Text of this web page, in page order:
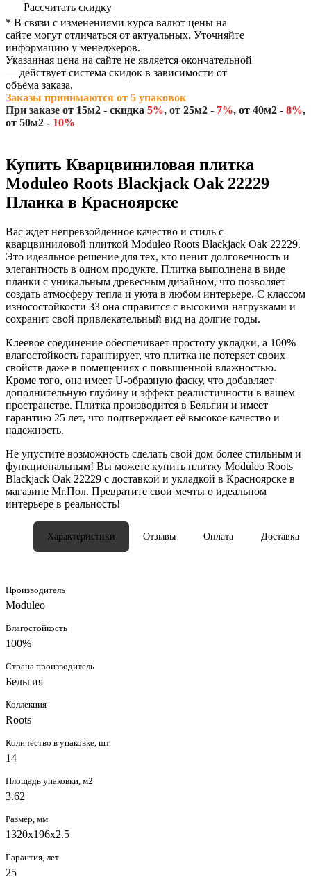
Рассчитать скидку
* В связи с изменениями курса валют цены на
сайте могут отличаться от актуальных. Уточняйте
информацию у менеджеров.
Указанная цена на сайте не является окончательной
— действует система скидок в зависимости от
объёма заказа.
Заказы принимаются от 5 упаковок
При заказе от 15м2 - скидка 5%, от 25м2 - 7%, от 40м2 - 8%,
от 50м2 - 10%
Купить Кварцвиниловая плитка
Moduleo Roots Blackjack Oak 22229
Планка в Красноярске
Вас ждет непревзойденное качество и стиль с
кварцвиниловой плиткой Moduleo Roots Blackjack Oak 22229.
Это идеальное решение для тех, кто ценит долговечность и
элегантность в одном продукте. Плитка выполнена в виде
планки с уникальным древесным дизайном, что позволяет
создать атмосферу тепла и уюта в любом интерьере. С классом
износостойкости 33 она справится с высокими нагрузками и
сохранит свой привлекательный вид на долгие годы.
Клеевое соединение обеспечивает простоту укладки, а 100%
влагостойкость гарантирует, что плитка не потеряет своих
свойств даже в помещениях с повышенной влажностью.
Кроме того, она имеет U-образную фаску, что добавляет
дополнительную глубину и эффект реалистичности в вашем
пространстве. Плитка производится в Бельгии и имеет
гарантию 25 лет, что подтверждает её высокое качество и
надежность.
Не упустите возможность сделать свой дом более стильным и
функциональным! Вы можете купить плитку Moduleo Roots
Blackjack Oak 22229 с доставкой и укладкой в Красноярске в
магазине Mr.Пол. Превратите свои мечты о идеальном
интерьере в реальность!
Характеристики Отзывы Оплата Доставка
Производитель
Moduleo
Влагостойкость
100%
Страна производитель
Бельгия
Коллекция
Roots
Количество в упаковке, шт
14
Площадь упаковки, м2
3.62
Размер, мм
1320x196x2.5
Гарантия, лет
25